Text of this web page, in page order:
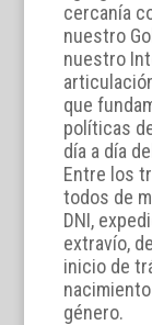
cercanía
nuestro
nuestro
que
políticas
día a día
Entre los
todos de
DNI,
extravío,
inicio de
género.